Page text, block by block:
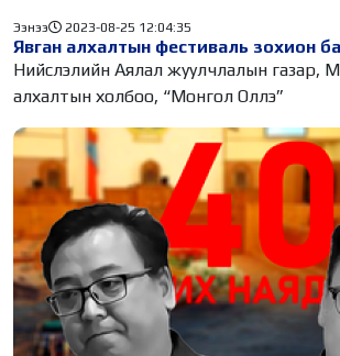
Явган алхалтын фестиваль зохион
Ээнээ 2023-08-25 12:04:35
Нийслэлийн Аялал жуулчлалын газар,
алхалтын холбоо, “Монгол Оллэ”